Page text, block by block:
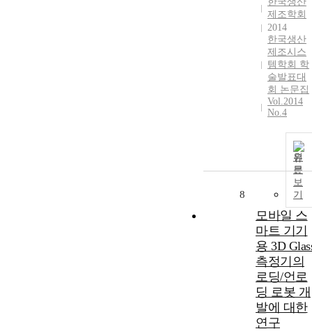
제조학회
2014
한국생산
제조시스
템학회 학
술발표대
회 논문집
Vol.2014
No.4
원
문
보
기
8
모바일 스
마트 기기
용 3D
측정기의
로딩/언로
딩 로봇 개
발에 대한
연구